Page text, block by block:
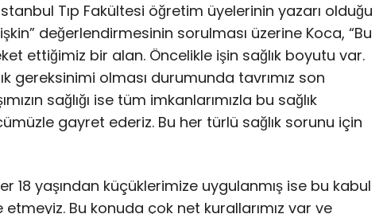
Tıp Fakültesi öğretim üyelerinin yazarı olduğu
değerlendirmesinin sorulması üzerine Koca, “Bu
ettiğimiz bir alan. Öncelikle işin sağlık boyutu var.
gereksinimi olması durumunda tavrımız son
sağlığı ise tüm imkanlarımızla bu sağlık
gayret ederiz. Bu her türlü sağlık sorunu için
18 yaşından küçüklerimize uygulanmış ise bu kabul
Bu konuda çok net kurallarımız var ve